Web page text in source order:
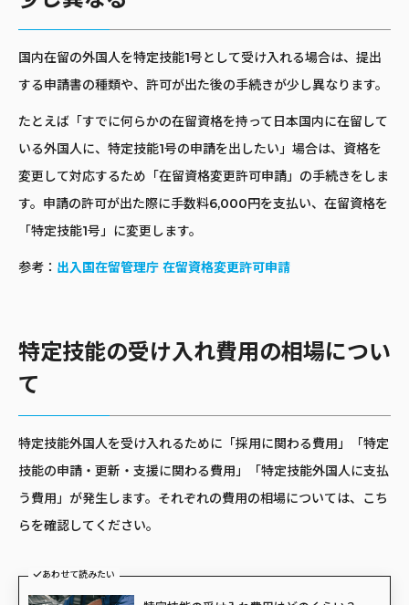
国内在留の外国人を特定技能1号として受け入れる場合は、提出
する申請書の種類や、許可が出た後の手続きが少し異なります。
たとえば「すでに何らかの在留資格を持って日本国内に在留して
いる外国人に、特定技能1号の申請を出したい」場合は、資格を
変更して対応するため「在留資格変更許可申請」の手続きをしま
す。申請の許可が出た際に手数料6,000円を支払い、在留資格を
「特定技能1号」に変更します。
参考： 出入国在留管理庁 在留資格変更許可申請
特定技能の受け入れ費用の相場につい
て
特定技能外国人を受け入れるために「採用に関わる費用」「特定
技能の申請・更新・支援に関わる費用」「特定技能外国人に支払
う費用」が発生します。それぞれの費用の相場については、こち
らを確認してください。
あわせて読みたい